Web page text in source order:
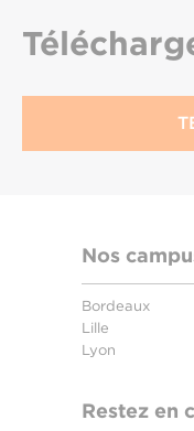
Nos
Bordeaux
Lille
Lyon
Restez en